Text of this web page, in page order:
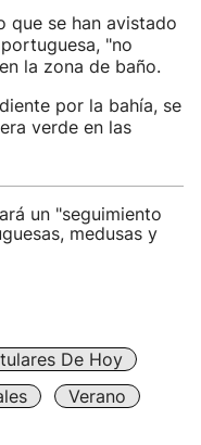
que se han avistado
"no
la zona de baño.
por la bahía, se
verde en las
un "seguimiento
medusas y
De Hoy
Verano